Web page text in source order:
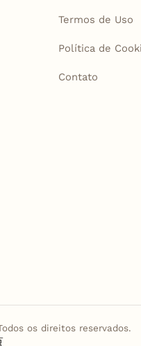
Termos de Uso
Política de
Contato
os direitos reservados.